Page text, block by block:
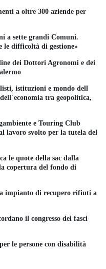
a oltre 300 aziende per
a sette grandi Comuni.
difficoltà di gestione»
dei Dottori Agronomi e dei
istituzioni e mondo dell
tra geopolitica,
e Touring Club
lavoro svolto per la tutela del
le quote della sac dalla
copertura del fondo di
impianto di recupero rifiuti a
il congresso dei fasci
le persone con disabilità